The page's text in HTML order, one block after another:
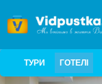
ТУРИ ГОТЕЛІ